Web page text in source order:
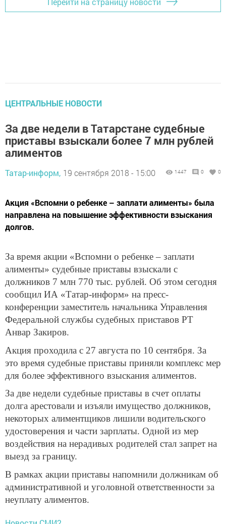
ЦЕНТРАЛЬНЫЕ НОВОСТИ
За две недели в Татарстане судебные
приставы взыскали более 7 млн рублей
алиментов
Татар-информ, 19 сентября 2018 - 15:00 1447 0 0
Акция «Вспомни о ребенке – заплати алименты» была
направлена на повышение эффективности взыскания
долгов.
За время акции «Вспомни о ребенке – заплати
алименты» судебные приставы взыскали с
должников 7 млн 770 тыс. рублей. Об этом сегодня
сообщил ИА «Татар-информ» на пресс-
конференции заместитель начальника Управления
Федеральной службы судебных приставов РТ
Анвар Закиров.
Акция проходила с 27 августа по 10 сентября. За
это время судебные приставы приняли комплекс мер
для более эффективного взыскания алиментов.
За две недели судебные приставы в счет оплаты
долга арестовали и изъяли имущество должников,
некоторых алиментщиков лишили водительского
удостоверения и части зарплаты. Одной из мер
воздействия на нерадивых родителей стал запрет на
выезд за границу.
В рамках акции приставы напомнили должникам об
административной и уголовной ответственности за
неуплату алиментов.